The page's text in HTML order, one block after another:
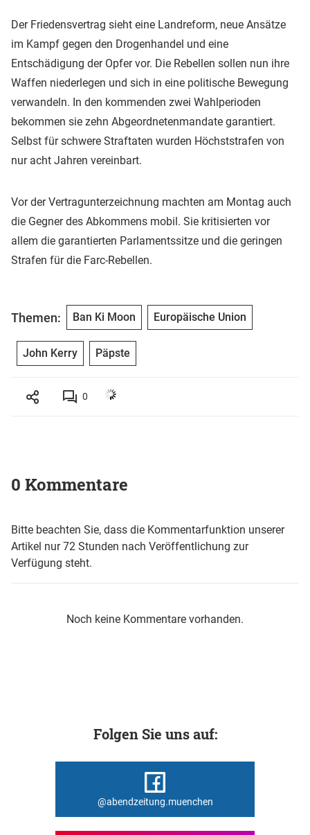
Der Friedensvertrag sieht eine Landreform, neue Ansätze
im Kampf gegen den Drogenhandel und eine
Entschädigung der Opfer vor. Die Rebellen sollen nun ihre
Waffen niederlegen und sich in eine politische Bewegung
verwandeln. In den kommenden zwei Wahlperioden
bekommen sie zehn Abgeordnetenmandate garantiert.
Selbst für schwere Straftaten wurden Höchststrafen von
nur acht Jahren vereinbart.
Vor der Vertragunterzeichnung machten am Montag auch
die Gegner des Abkommens mobil. Sie kritisierten vor
allem die garantierten Parlamentssitze und die geringen
Strafen für die Farc-Rebellen.
Themen: Ban Ki Moon Europäische Union
John Kerry Päpste
0
0 Kommentare
Bitte beachten Sie, dass die Kommentarfunktion unserer
Artikel nur 72 Stunden nach Veröffentlichung zur
Verfügung steht.
Noch keine Kommentare vorhanden.
Folgen Sie uns auf:
@abendzeitung.muenchen